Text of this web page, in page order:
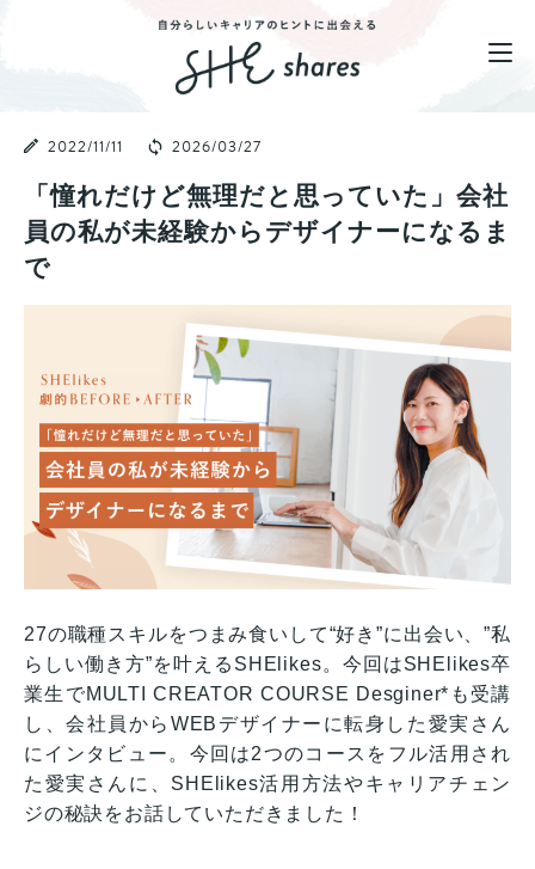
2022/11/11 2026/03/27
「憧れだけど無理だと思っていた」会社
員の私が未経験からデザイナーになるま
で
27の職種スキルをつまみ食いして“好き”に出会い、”私
らしい働き方”を叶えるSHElikes。今回はSHElikes卒
業生でMULTI CREATOR COURSE Desginer*も受講
し、会社員からWEBデザイナーに転身した愛実さん
にインタビュー。今回は2つのコースをフル活用され
た愛実さんに、SHElikes活用方法やキャリアチェン
ジの秘訣をお話していただきました！